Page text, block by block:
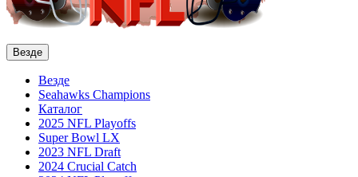
Везде
Везде
Seahawks Champions
Каталог
2025 NFL Playoffs
Super Bowl LX
2023 NFL Draft
2024 Crucial Catch